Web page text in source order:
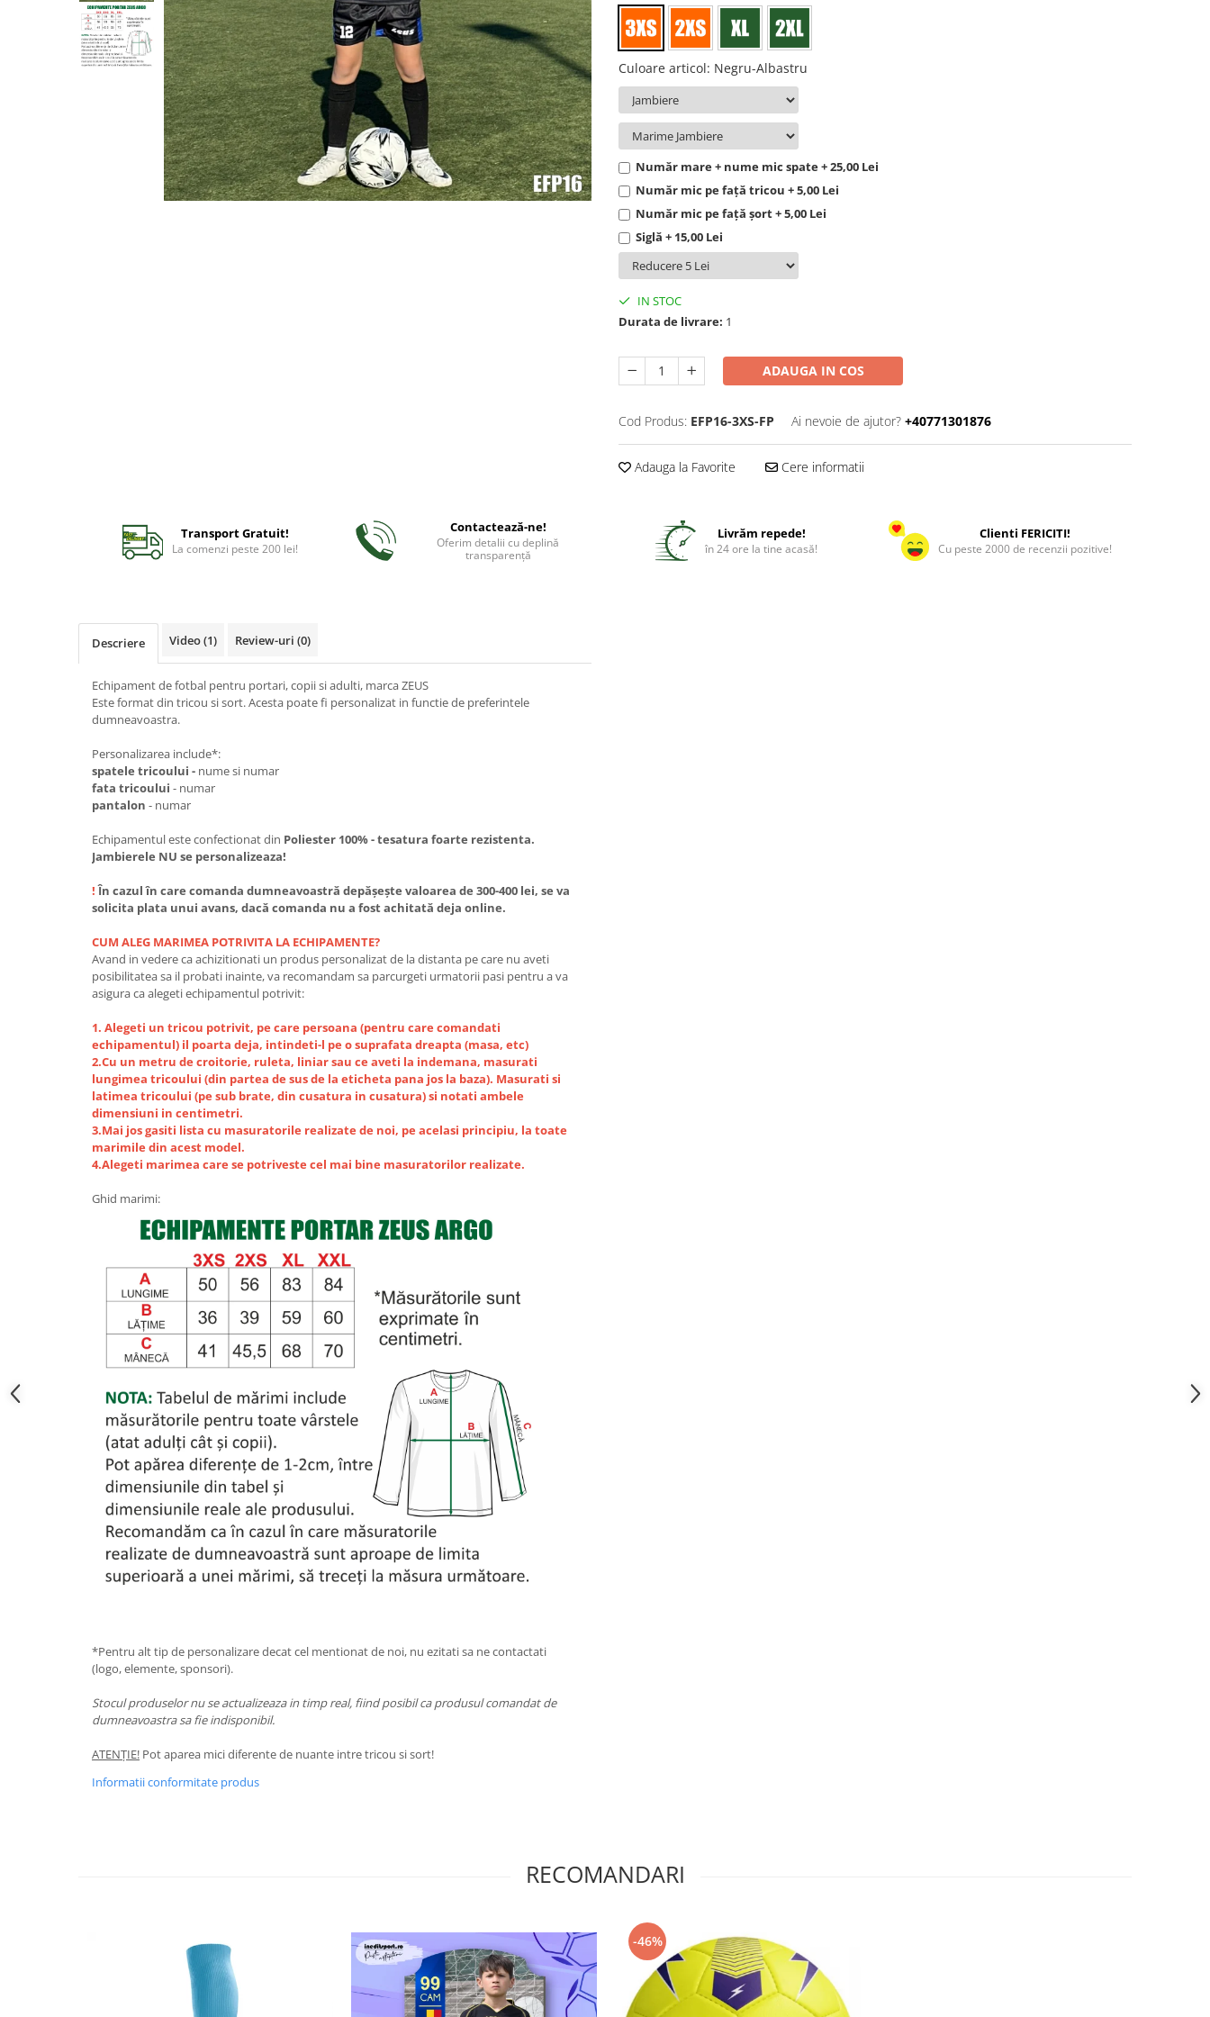
Bidoane si termosuri sportive
Culoare articol: Negru-Albastru
Număr mare + nume mic spate + 25,00 Lei
Număr mic pe față tricou + 5,00 Lei
Număr mic pe față șort + 5,00 Lei
Siglă + 15,00 Lei
IN STOC
Durata de livrare: 1
ADAUGA IN COS
Cod Produs: EFP16-3XS-FP Ai nevoie de ajutor? +40771301876
Adauga la Favorite Cere informatii
Transport Gratuit!
La comenzi peste 200 lei!
Contactează-ne!
Oferim detalii cu deplină
transparență
Livrăm repede!
în 24 ore la tine acasă!
Clienti FERICITI!
Cu peste 2000 de recenzii pozitive!
Descriere Video(1) Review-uri (0)
Echipament de fotbal pentru portari, copii si adulti, marca ZEUS
Este format din tricou si sort. Acesta poate fi personalizat in functie de preferintele
dumneavoastra.
Personalizarea include*:
spatele tricoului - nume si numar
fata tricoului - numar
pantalon - numar
Echipamentul este confectionat din Poliester 100% - tesatura foarte rezistenta.
Jambierele NU se personalizeaza!
!În cazul în care comanda dumneavoastră depășește valoarea de 300-400 lei, se va
solicita plata unui avans, dacă comanda nu a fost achitată deja online.
CUM ALEG MARIMEA POTRIVITA LA ECHIPAMENTE?
Avand in vedere ca achizitionati un produs personalizat de la distanta pe care nu aveti
posibilitatea sa il probati inainte, va recomandam sa parcurgeti urmatorii pasi pentru a va
asigura ca alegeti echipamentul potrivit:
1. Alegeti un tricou potrivit, pe care persoana (pentru care comandati
echipamentul) il poarta deja, intindeti-l pe o suprafata dreapta (masa, etc)
2.Cu un metru de croitorie, ruleta, liniar sau ce aveti la indemana, masurati
lungimea tricoului (din partea de sus de la eticheta pana jos la baza). Masurati si
latimea tricoului (pe sub brate, din cusatura in cusatura) si notati ambele
dimensiuni in centimetri.
3.Mai jos gasiti lista cu masuratorile realizate de noi, pe acelasi principiu, la toate
marimile din acest model.
4.Alegeti marimea care se potriveste cel mai bine masuratorilor realizate.
Ghid marimi:
*Pentru alt tip de personalizare decat cel mentionat de noi, nu ezitati sa ne contactati
(logo, elemente, sponsori).
Stocul produselor nu se actualizeaza in timp real, fiind posibil ca produsul comandat de
dumneavoastra sa fie indisponibil.
ATENȚIE! Pot aparea mici diferente de nuante intre tricou si sort!
Informatii conformitate produs
RECOMANDARI
-46%